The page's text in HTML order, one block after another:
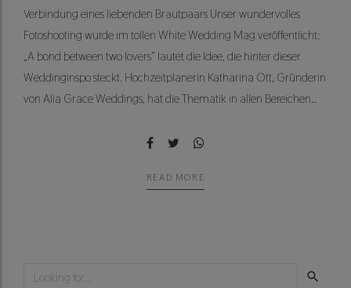
Verbindung eines liebenden Brautpaars Unser wundervolles
Fotoshooting wurde im tollen White Wedding Mag veröffentlicht:
„A bond between two lovers“ lautet die Idee, die hinter dieser
Weddinginspo steckt. Hochzeitplanerin Katharina Ott, Gründerin
von Alia Grace Weddings, hat die Thematik in allen Bereichen
pastelligen Tönen, vielen Bändern und filigranen Elementen...
READ MORE